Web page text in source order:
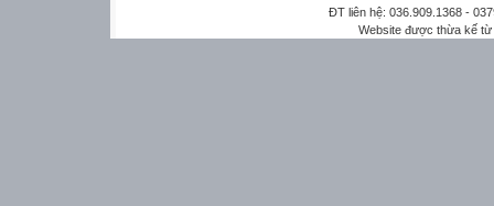
ĐT liên hệ: 036.909.1368 -
Website được thừa kế từ